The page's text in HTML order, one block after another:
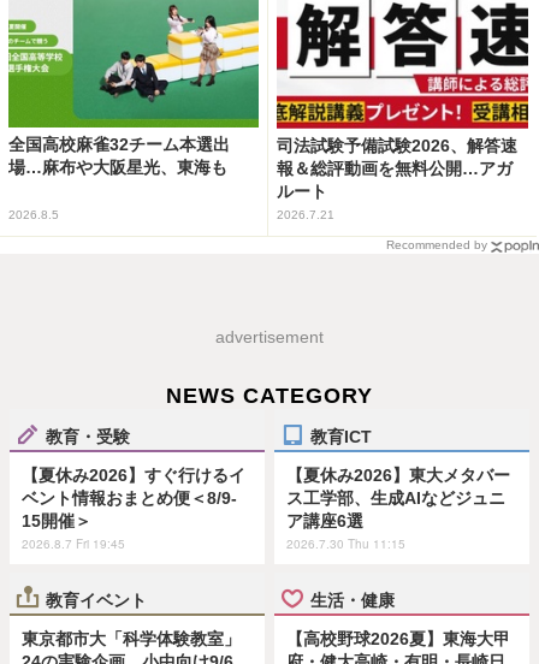
全国高校麻雀32チーム本選出
場…麻布や大阪星光、東海も
2026.8.5
司法試験予備試験2026、解答速
報＆総評動画を無料公開…アガ
ルート
2026.7.21
Recommended by
advertisement
NEWS CATEGORY
教育・受験
【夏休み2026】すぐ行けるイ
ベント情報おまとめ便＜8/9-
15開催＞
2026.8.7 Fri 19:45
教育ICT
【夏休み2026】東大メタバー
ス工学部、生成AIなどジュニ
ア講座6選
2026.7.30 Thu 11:15
教育イベント
東京都市大「科学体験教室」
生活・健康
【高校野球2026夏】東海大甲